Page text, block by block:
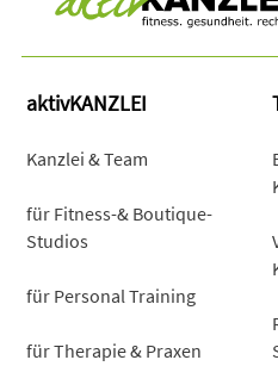
aktivKANZLEI
Kanzlei & Team
für Fitness-& Boutique-
Studios
für Personal Training
für Therapie & Praxen